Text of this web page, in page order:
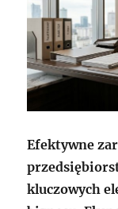
Efektywne
kluczowych